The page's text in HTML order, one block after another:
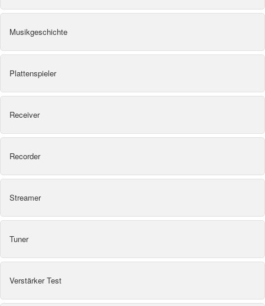
Musikgeschichte
Plattenspieler
Receiver
Recorder
Streamer
Tuner
Verstärker Test